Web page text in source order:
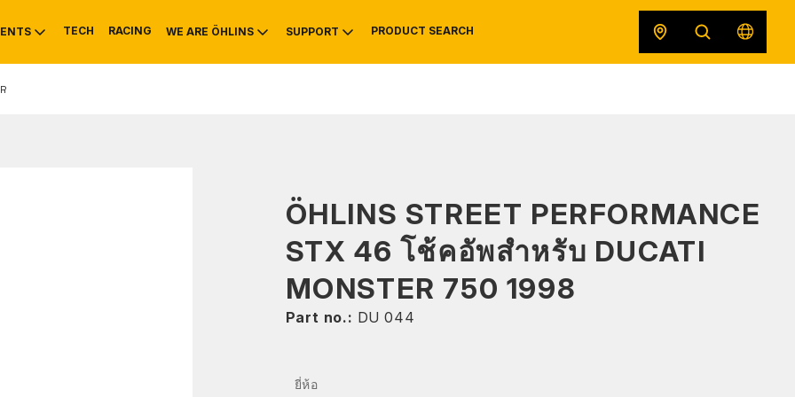
MOUNTAIN BIKE
TECH RACING WE ARE ÖHLINS
HISTORY
SUPPORT
SERVICE INFO & RECALLS
PRODUCT SEARCH
ÖHLINS STREET PERFORMANCE
STX 46 โช้คอัพสำหรับ DUCATI
MONSTER 750 1998
Part no.: DU 044
ยี่ห้อ